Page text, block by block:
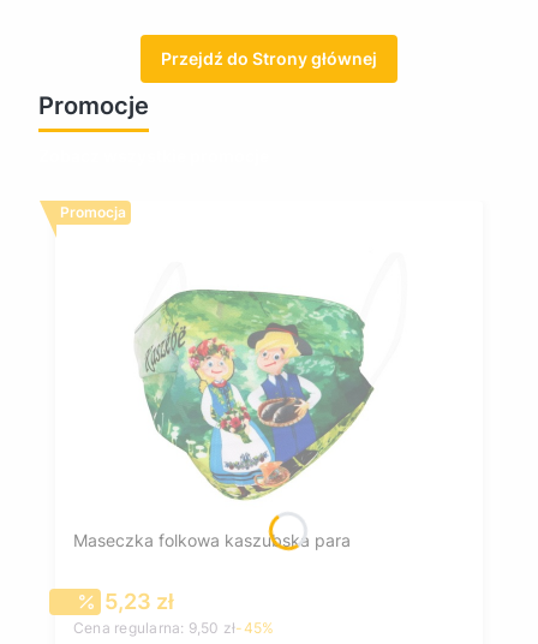
Przejdź do Strony głównej
Promocje
Promocja
Maseczka folkowa kaszubska para
Cena promocyjna
5,23 zł
Cena regularna: 9,50 zł-45%